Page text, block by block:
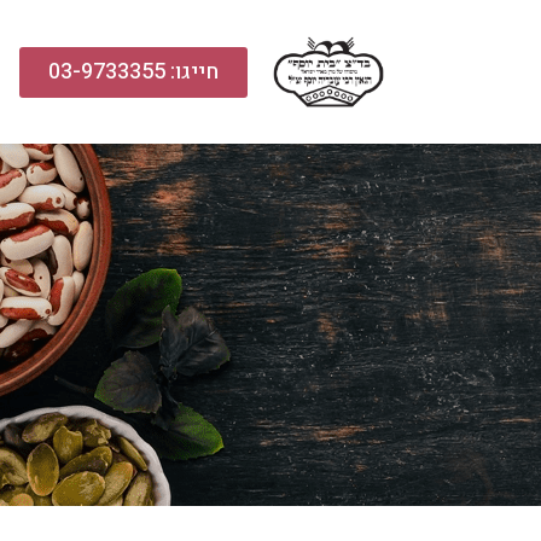
חייגו: 03-9733355